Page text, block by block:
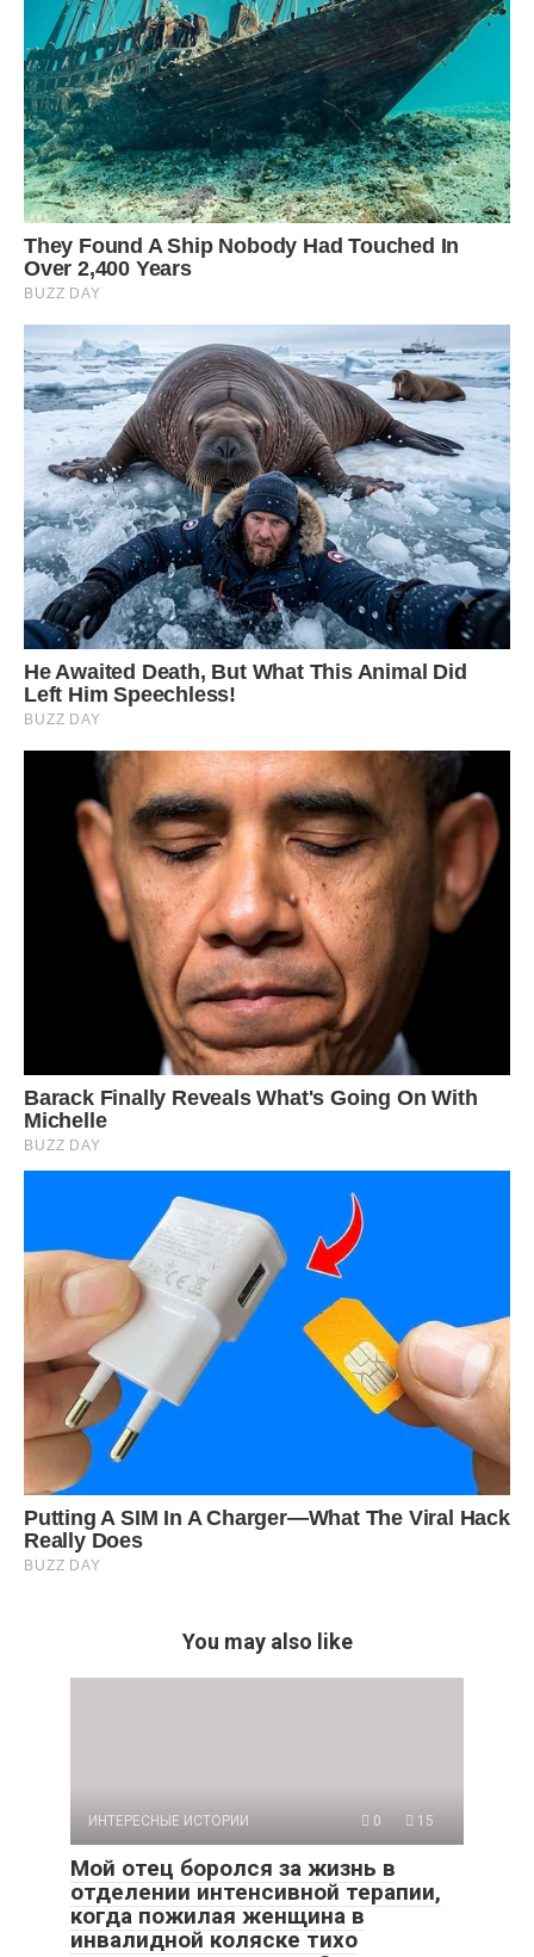
You may also like
ИНТЕРЕСНЫЕ ИСТОРИИ 0 15
Мой отец боролся за жизнь в
отделении интенсивной терапии,
когда пожилая женщина в
инвалидной коляске тихо